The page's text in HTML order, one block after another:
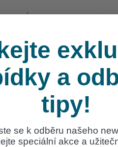
VSTUPU, tak při
230V stejný systém (IT,
připojením jeho
IT systém bez
kteří mohou
elektřiny nebo záložní
a
tipy!
se k odběru našeho
speciální akce a